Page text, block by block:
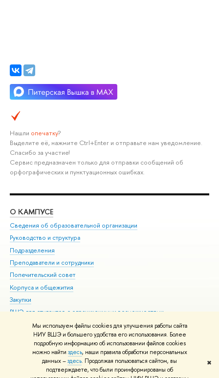
Мы используем файлы cookies для улучшения работы сайта
НИУ ВШЭ и большего удобства его использования. Более
подробную информацию об использовании файлов cookies
можно найти здесь, наши правила обработки персональных
данных –здесь. Продолжая пользоваться сайтом, вы
подтверждаете, что были проинформированы об
✖
Нашли опечатку?
Выделите её, нажмите Ctrl+Enter и отправьте нам уведомление.
Спасибо за участие!
Сервис предназначен только для отправки сообщений об
орфографических и пунктуационных ошибках.
О КАМПУСЕ
Сведения об образовательной организации
Руководство и структура
Подразделения
Преподаватели и сотрудники
Попечительский совет
Корпуса и общежития
Закупки
ВШЭ для студентов с ограниченными возможностями
здоровья и инвалидностью
Версия для слабовидящих
Единая платежная страница